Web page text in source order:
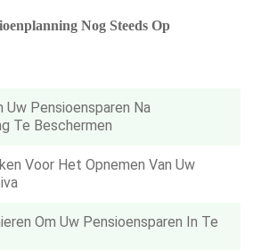
Nog Steeds Op
Uw Pensioensparen Na
Te Beschermen
Voor Het Opnemen Van Uw
Om Uw Pensioensparen In Te